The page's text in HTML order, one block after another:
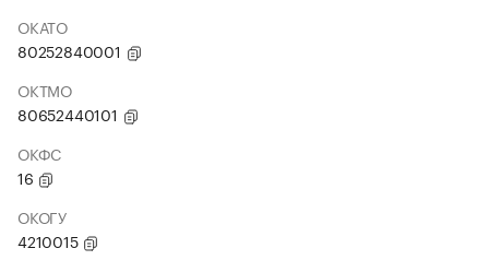
ОКАТО
80252840001
ОКТМО
80652440101
ОКФС
16
ОКОГУ
4210015